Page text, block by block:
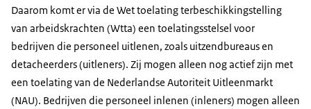
Daarom komt er via de Wet toelating terbeschikkingstelling
van arbeidskrachten (Wtta) een toelatingsstelsel voor
bedrijven die personeel uitlenen, zoals uitzendbureaus en
detacheerders (uitleners). Zij mogen alleen nog actief zijn met
een toelating van de Nederlandse Autoriteit Uitleenmarkt
(NAU). Bedrijven die personeel inlenen (inleners) mogen alleen